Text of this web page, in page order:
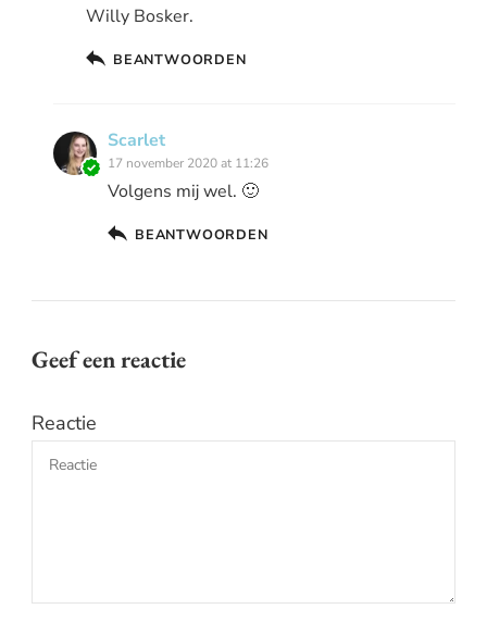
Willy Bosker.
BEANTWOORDEN
Scarlet
17 november 2020 at 11:26
Volgens mij wel. 🙂
BEANTWOORDEN
Geef een reactie
Reactie